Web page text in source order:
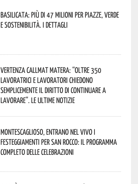
Basilicata: più di 47 milioni per piazze, verde
e sostenibilità. I dettagli
Vertenza CallMat Matera: “Oltre 350
lavoratrici e lavoratori chiedono
semplicemente il diritto di continuare a
lavorare”. Le ultime notizie
Montescaglioso, entrano nel vivo i
festeggiamenti per San Rocco: il programma
completo delle celebrazioni